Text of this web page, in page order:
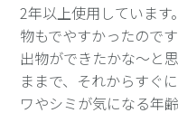
2年以上使用していま
物もでやすかったので
出物ができたかな～と
ままで、それからすぐ
ワやシミが気になる年